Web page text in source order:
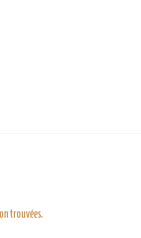
trouvées.